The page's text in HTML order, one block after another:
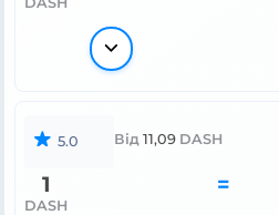
5.0 Від 11,09 DASH
1
DASH
=